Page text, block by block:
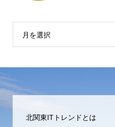
月を選択
北関東ITトレンドとは